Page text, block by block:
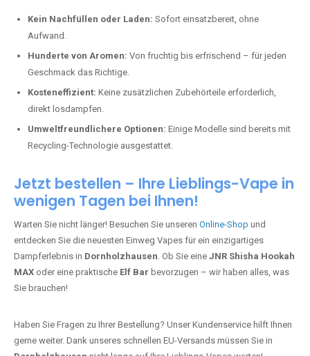
Kein Nachfüllen oder Laden: Sofort einsatzbereit, ohne
Aufwand.
Hunderte von Aromen: Von fruchtig bis erfrischend – für jeden
Geschmack das Richtige.
Kosteneffizient: Keine zusätzlichen Zubehörteile erforderlich,
direkt losdampfen.
Umweltfreundlichere Optionen: Einige Modelle sind bereits mit
Recycling-Technologie ausgestattet.
Jetzt bestellen – Ihre Lieblings-Vape in
wenigen Tagen bei Ihnen!
Warten Sie nicht länger! Besuchen Sie unseren Online-Shop und
entdecken Sie die neuesten Einweg Vapes für ein einzigartiges
Dampferlebnis in Dornholzhausen. Ob Sie eine JNR Shisha Hookah
MAX oder eine praktische Elf Bar bevorzugen – wir haben alles, was
Sie brauchen!
Haben Sie Fragen zu Ihrer Bestellung? Unser Kundenservice hilft Ihnen
gerne weiter. Dank unseres schnellen EU-Versands müssen Sie in